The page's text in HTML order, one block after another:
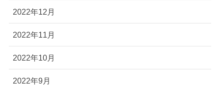
2022年12月
2022年11月
2022年10月
2022年9月